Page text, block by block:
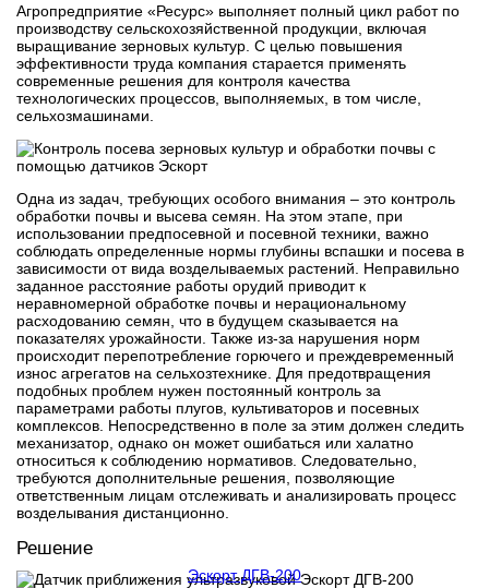
Агропредприятие «Ресурс» выполняет полный цикл работ по
производству сельскохозяйственной продукции, включая
выращивание зерновых культур. С целью повышения
эффективности труда компания старается применять
современные решения для контроля качества
технологических процессов, выполняемых, в том числе,
сельхозмашинами.
Одна из задач, требующих особого внимания – это контроль
обработки почвы и высева семян. На этом этапе, при
использовании предпосевной и посевной техники, важно
соблюдать определенные нормы глубины вспашки и посева в
зависимости от вида возделываемых растений. Неправильно
заданное расстояние работы орудий приводит к
неравномерной обработке почвы и нерациональному
расходованию семян, что в будущем сказывается на
показателях урожайности. Также из-за нарушения норм
происходит перепотребление горючего и преждевременный
износ агрегатов на сельхозтехнике. Для предотвращения
подобных проблем нужен постоянный контроль за
параметрами работы плугов, культиваторов и посевных
комплексов. Непосредственно в поле за этим должен следить
механизатор, однако он может ошибаться или халатно
относиться к соблюдению нормативов. Следовательно,
требуются дополнительные решения, позволяющие
ответственным лицам отслеживать и анализировать процесс
возделывания дистанционно.
Решение
Эскорт ДГВ-200